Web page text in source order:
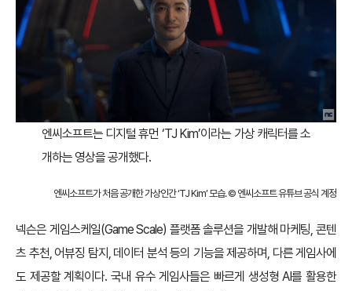
엔씨소프트는 디지털 휴먼 ‘TJ Kim’이라는 가상 캐릭터를 소
개하는 영상을 공개했다.
엔씨소프트가 처음 공개한 가상인간 ‘TJ Kim’ 모습. © 엔씨소프트 유튜브 공식 계정
넥슨은 게임스케일(Game Scale) 플랫폼 솔루션을 개발해 마케팅, 콘텐
츠 추천, 어뷰징 탐지, 데이터 분석 등의 기능을 제공하며, 다른 게임사에
도 제공할 계획이다. 국내 유수 게임사들은 빠르게 생성형 AI를 활용한